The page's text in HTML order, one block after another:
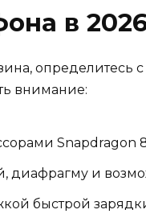
в
внимание:
Snapdragon 8
диафрагму и
быстрой